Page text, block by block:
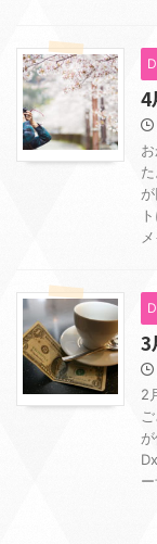
4
3
2